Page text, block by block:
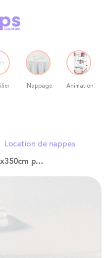
Nappage Animation
Location de nappes
Nappe 180x350cm pour table ovale